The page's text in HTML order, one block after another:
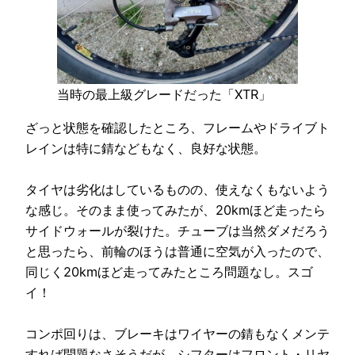
当時の最上級グレードだった「XTR」
ざっと状態を確認したところ、フレームやドライブト
レインは特に錆などもなく、良好な状態。
タイヤは劣化はしているものの、使えなくもないよう
な感じ。そのまま使ってみたが、20kmほど走ったら
サイドウォールが裂けた。チューブは当然ダメだろう
と思ったら、前輪のほうは普通に空気が入ったので、
同じく20kmほど走ってみたところ問題なし。スゴ
イ！
コンポ回りは、ブレーキはワイヤーの錆もなくメンテ